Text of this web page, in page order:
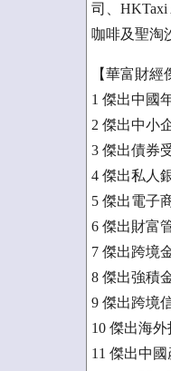
司、HKTaxi
咖啡及聖淘
【華富財
1 傑出中國
2 傑出中小
3 傑出債券
4 傑出私人
5 傑出電子
6 傑出財富
7 傑出跨境
8 傑出強積
9 傑出跨境
10 傑出海
11 傑出中